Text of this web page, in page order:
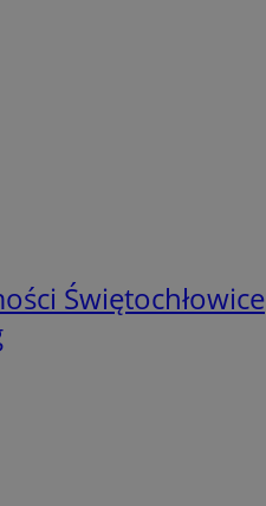
Świętochłowice